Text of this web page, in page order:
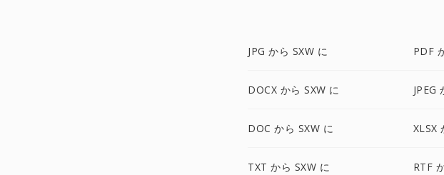
JPG から SXW に PDF
DOCX から SXW に JPEG
DOC から SXW に XLSX
TXT から SXW に RTF